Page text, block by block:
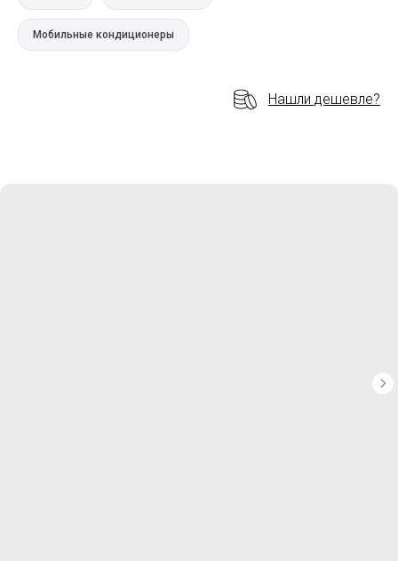
Мобильные кондиционеры
Нашли дешевле?